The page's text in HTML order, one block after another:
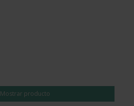
Mostrar producto